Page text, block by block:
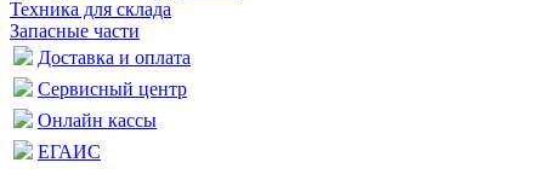
Техника для склада
Запасные части
Доставка и оплата
Сервисный центр
Онлайн кассы
ЕГАИС